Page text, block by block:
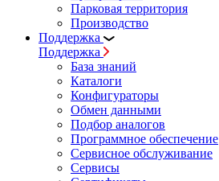
Парковая территория
Производство
Поддержка
Поддержка
База знаний
Каталоги
Конфигураторы
Обмен данными
Подбор аналогов
Программное обеспечение
Сервисное обслуживание
Сервисы